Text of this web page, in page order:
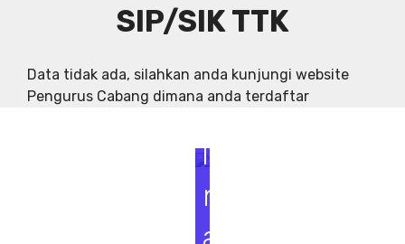
SIP/SIK TTK
Data tidak ada, silahkan anda kunjungi website
Pengurus Cabang dimana anda terdaftar
S
e
m
i
n
a